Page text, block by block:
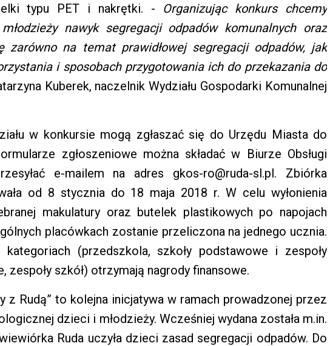
typu PET i nakrętki. - Organizując konkurs chcemy
nawyk segregacji odpadów komunalnych oraz
zarówno na temat prawidłowej segregacji odpadów, jak
i sposobach przygotowania ich do przekazania do
Kuberek, naczelnik Wydziału Gospodarki Komunalnej
w konkursie mogą zgłaszać się do Urzędu Miasta do
zgłoszeniowe można składać w Biurze Obsługi
e-mailem na adres gkos-ro@ruda-sl.pl. Zbiórka
od 8 stycznia do 18 maja 2018 r. W celu wyłonienia
makulatury oraz butelek plastikowych po napojach
placówkach zostanie przeliczona na jednego ucznia.
(przedszkola, szkoły podstawowe i zespoły
zespoły szkół) otrzymają nagrody finansowe.
z Rudą” to kolejna inicjatywa w ramach prowadzonej przez
dzieci i młodzieży. Wcześniej wydana została m.in.
Ruda uczyła dzieci zasad segregacji odpadów. Do